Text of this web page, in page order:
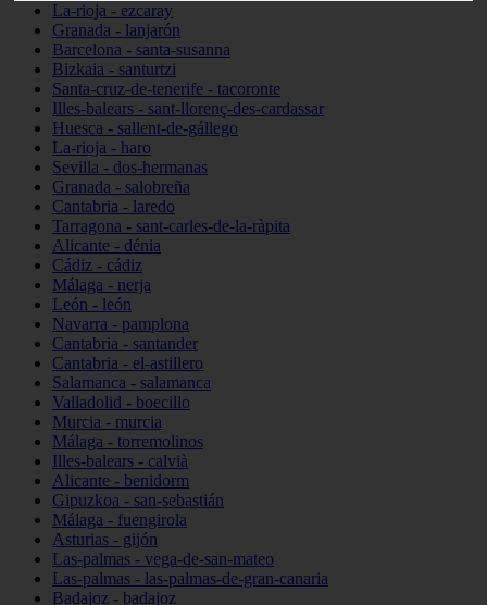
La-rioja - ezcaray
Granada - lanjarón
Barcelona - santa-susanna
Bizkaia - santurtzi
Santa-cruz-de-tenerife - tacoronte
Illes-balears - sant-llorenç-des-cardassar
Huesca - sallent-de-gállego
La-rioja - haro
Sevilla - dos-hermanas
Granada - salobreña
Cantabria - laredo
Tarragona - sant-carles-de-la-ràpita
Alicante - dénia
Cádiz - cádiz
Málaga - nerja
León - león
Navarra - pamplona
Cantabria - santander
Cantabria - el-astillero
Salamanca - salamanca
Valladolid - boecillo
Murcia - murcia
Málaga - torremolinos
Illes-balears - calvià
Alicante - benidorm
Gipuzkoa - san-sebastián
Málaga - fuengirola
Asturias - gijón
Las-palmas - vega-de-san-mateo
Las-palmas - las-palmas-de-gran-canaria
Badajoz - badajoz